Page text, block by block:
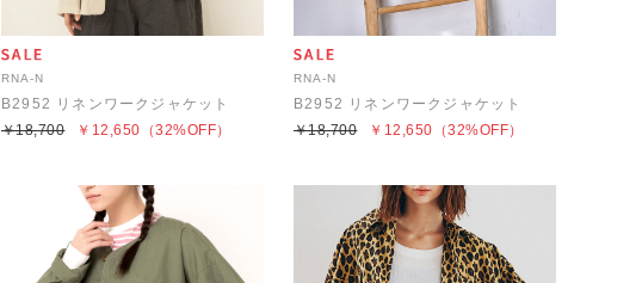
RNA-N
B2952 リネンワークジャケット
￥12,650
￥18,700 （32%OFF）
RNA-N
B2952 リネンワークジャケット
￥12,650
￥18,700 （32%OFF）